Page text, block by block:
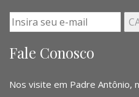
Fale Conosco
Nos visite em Padre Antônio,